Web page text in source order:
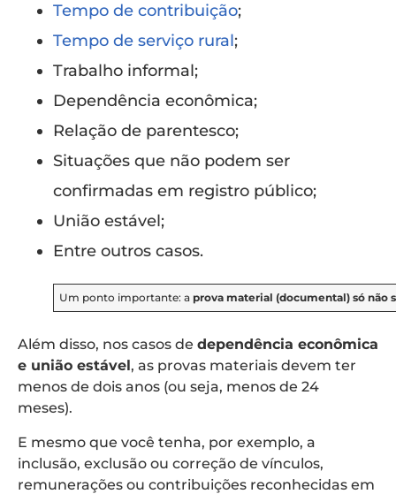
Tempo de contribuição;
Tempo de serviço rural;
Trabalho informal;
Dependência econômica;
Relação de parentesco;
Situações que não podem ser
confirmadas em registro público;
União estável;
Entre outros casos.
Um ponto importante: a prova material (documental) só não
Além disso, nos casos de dependência econômica
e união estável, as provas materiais devem ter
menos de dois anos (ou seja, menos de 24
meses).
E mesmo que você tenha, por exemplo, a
inclusão, exclusão ou correção de vínculos,
remunerações ou contribuições reconhecidas em